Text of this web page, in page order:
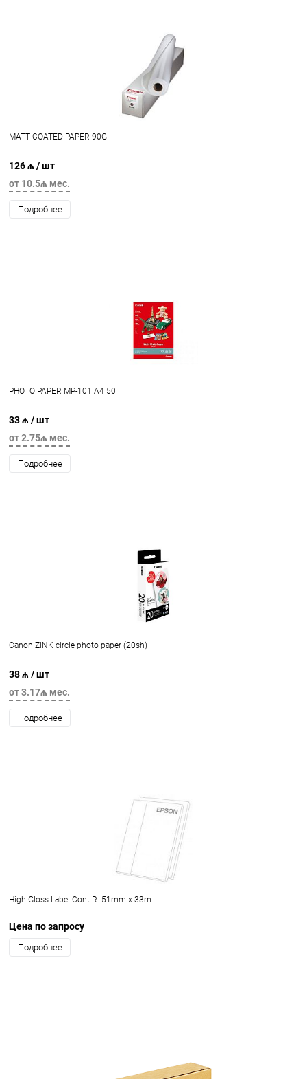
MATT COATED PAPER 90G
126 ₼ / шт
от 10.5₼ мес.
Подробнее
PHOTO PAPER MP-101 A4 50
33 ₼ / шт
от 2.75₼ мес.
Подробнее
Canon ZINK circle photo paper (20sh)
38 ₼ / шт
от 3.17₼ мес.
Подробнее
High Gloss Label Cont.R. 51mm x 33m
Цена по запросу
Подробнее